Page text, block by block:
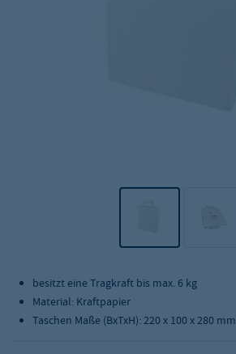
besitzt eine Tragkraft bis max. 6 kg
Material: Kraftpapier
Taschen Maße (BxTxH): 220 x 100 x 280 mm